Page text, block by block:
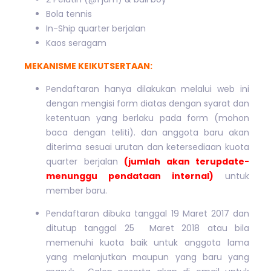
Bola tennis
In-Ship quarter berjalan
Kaos seragam
MEKANISME KEIKUTSERTAAN:
Pendaftaran hanya dilakukan melalui web ini
dengan mengisi form diatas dengan syarat dan
ketentuan yang berlaku pada form (mohon
baca dengan teliti). dan anggota baru akan
diterima sesuai urutan dan ketersediaan kuota
quarter berjalan (jumlah akan terupdate-
menunggu pendataan internal) untuk
member baru.
Pendaftaran dibuka tanggal 19 Maret 2017 dan
ditutup tanggal 25 Maret 2018 atau bila
memenuhi kuota baik untuk anggota lama
yang melanjutkan maupun yang baru yang